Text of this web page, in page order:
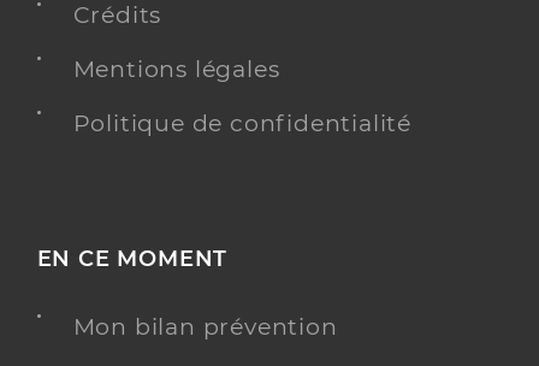
Crédits
Mentions légales
Politique de confidentialité
EN CE MOMENT
Mon bilan prévention